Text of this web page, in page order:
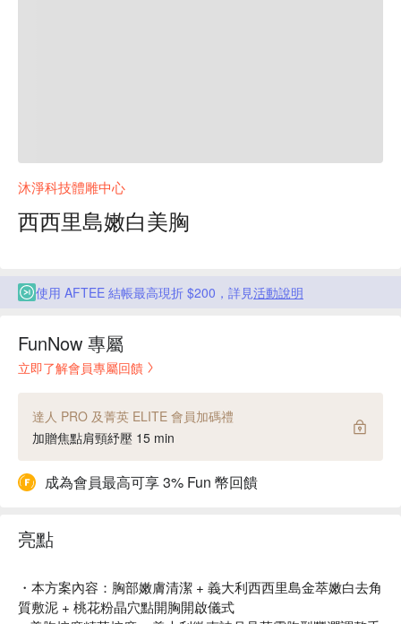
沐淨科技體雕中心
西西里島嫩白美胸
使用 AFTEE 結帳最高現折 $200，詳見活動說明
FunNow 專屬
立即了解會員專屬回饋
達人 PRO 及菁英 ELITE 會員加碼禮
加贈焦點肩頸紓壓 15 min
成為會員最高可享 3% Fun 幣回饋
亮點
・本方案內容：胸部嫩膚清潔 + 義大利西西里島金萃嫩白去角
質敷泥 + 桃花粉晶穴點開胸開啟儀式